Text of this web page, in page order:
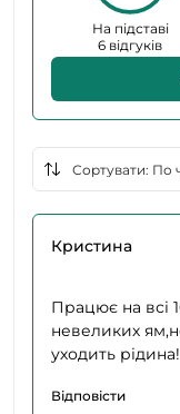
На підставі
6 відгуків
Кристина
Працює на всі
невеликих
уходить
Відповісти